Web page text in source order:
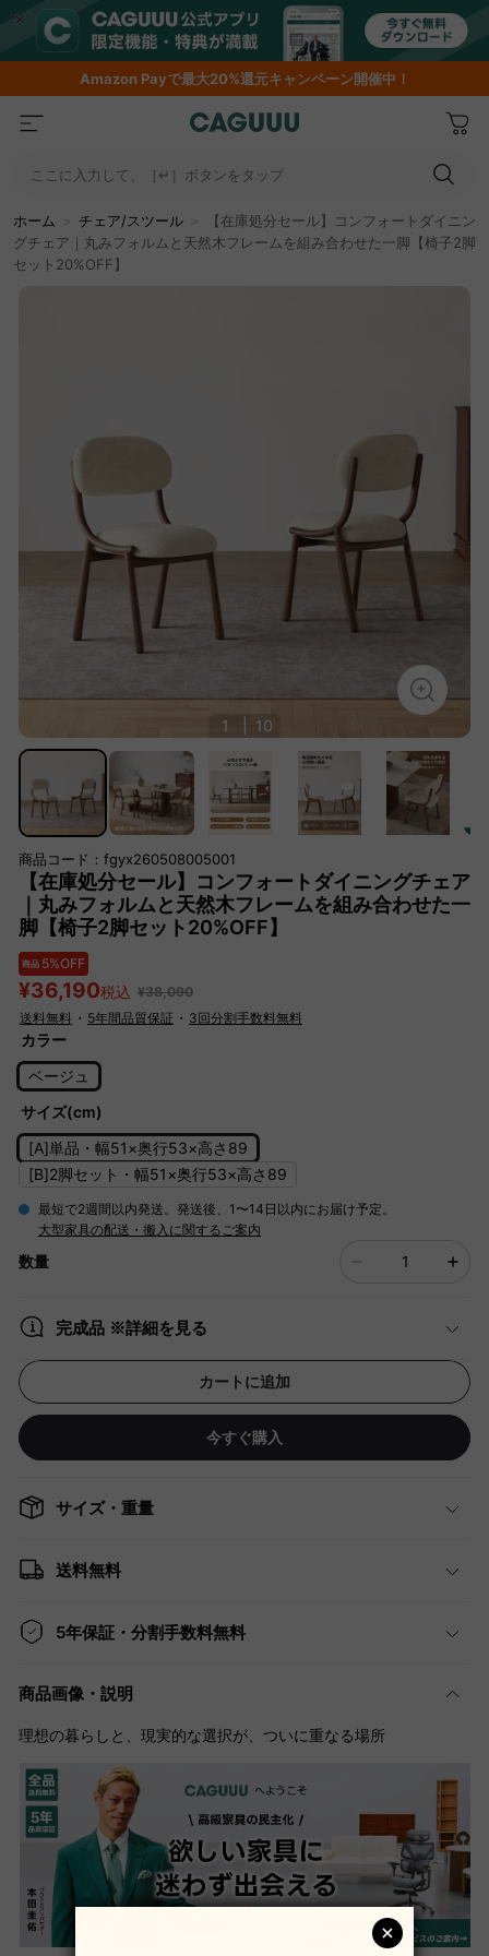
AmazonPayで最大20%還元キャンペーン開催中！
ここに入力して、［↵］ボタンをタップ
ホーム チェア/スツール
【在庫処分セール】コンフォートダイニン
グチェア｜丸みフォルムと天然木フレームを組み合わせた一脚【椅子2脚
セット20%OFF】
1 10
商品コード：fgyx260508005001
【在庫処分セール】コンフォートダイニングチェア
｜丸みフォルムと天然木フレームを組み合わせた一
脚【椅子2脚セット20%OFF】
商品 5%OFF
¥36,190税込 ¥38,090
送料無料 ・ 5年間品質保証 ・ 3回分割手数料無料
カラー
ベージュ
サイズ(cm)
[A]単品・幅51×奥行53×高さ89
[B]2脚セット・幅51×奥行53×高さ89
最短で2週間以内発送。発送後、1〜14日以内にお届け予定。
大型家具の配送・搬入に関するご案内
数量
完成品 ※詳細を見る
カートに追加
今すぐ購入
サイズ・重量
送料無料
5年保証・分割手数料無料
商品画像・説明
理想の暮らしと、現実的な選択が、ついに重なる場所